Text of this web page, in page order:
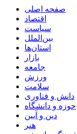
صفحه اصلی
اقتصاد
سیاست
بین‌الملل
استان‌ها
بازار
جامعه
ورزش
سلامت
دانش و فناوری
حوزه و دانشگاه
دین و آیین
هنر